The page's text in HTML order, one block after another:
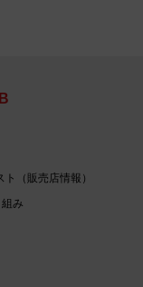
ト（販売店情報）
み